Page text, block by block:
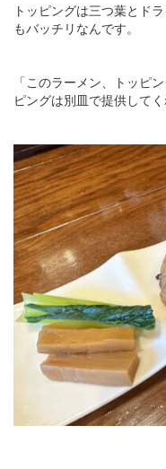
トッピングは三つ葉とド
もバッチリなんです。
「このラーメン、トッピ
ピングは別皿で提供してく